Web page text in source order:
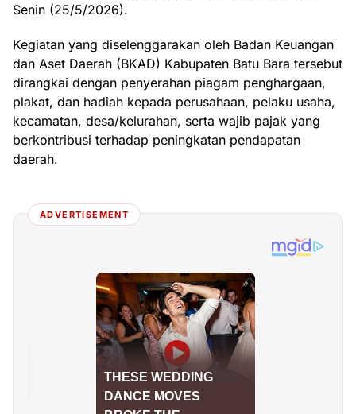
Senin (25/5/2026).
Kegiatan yang diselenggarakan oleh Badan Keuangan
dan Aset Daerah (BKAD) Kabupaten Batu Bara tersebut
dirangkai dengan penyerahan piagam penghargaan,
plakat, dan hadiah kepada perusahaan, pelaku usaha,
kecamatan, desa/kelurahan, serta wajib pajak yang
berkontribusi terhadap peningkatan pendapatan
daerah.
ADVERTISEMENT